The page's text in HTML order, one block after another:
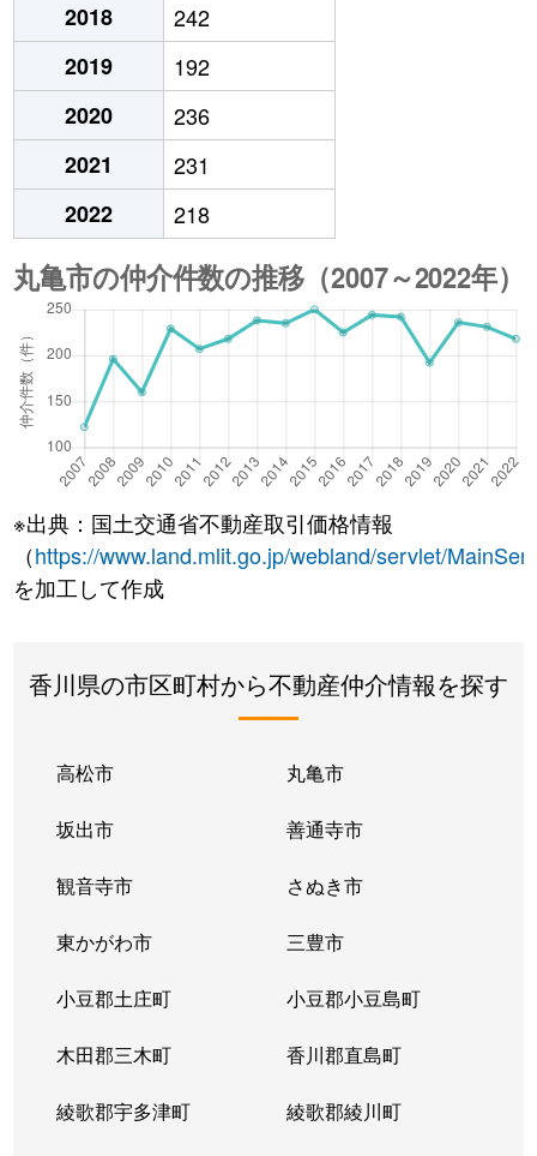
2018
242
2019
192
2020
236
2021
231
2022
218
※出典：国土交通省不動産取引価格情報
（https://www.land.mlit.go.jp/webland/servlet/
を加工して作成
香川県の市区町村から不動産仲介情報を探す
高松市 丸亀市
坂出市 善通寺市
観音寺市 さぬき市
東かがわ市 三豊市
小豆郡土庄町 小豆郡小豆島町
木田郡三木町 香川郡直島町
綾歌郡宇多津町 綾歌郡綾川町